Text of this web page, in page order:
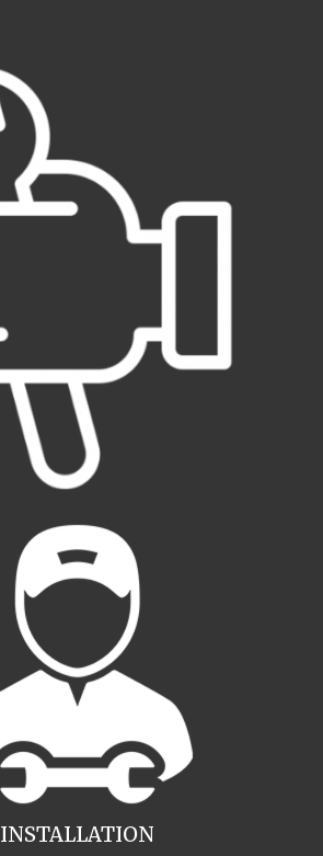
INSTALLATION